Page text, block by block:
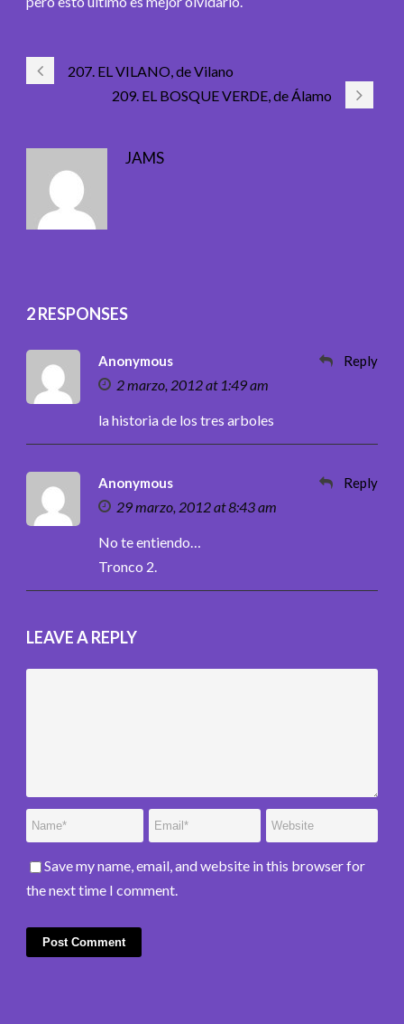
207. EL VILANO, de Vilano
209. EL BOSQUE VERDE, de Álamo
JAMS
2 RESPONSES
Anonymous
2 marzo, 2012 at 1:49 am
Reply
la historia de los tres arboles
Anonymous
29 marzo, 2012 at 8:43 am
Reply
No te entiendo…
Tronco 2.
LEAVE A REPLY
Save my name, email, and website in this browser for
the next time I comment.